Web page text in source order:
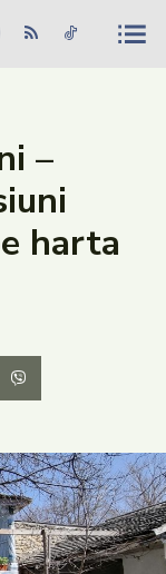
Căutare
–
harta